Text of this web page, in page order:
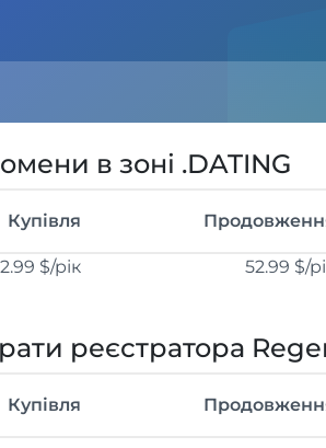
в зоні .DATING
Купівля
$/рік 52.99 $/
реєстратора
Купівля